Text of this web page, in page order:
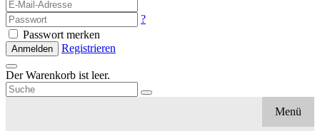
?
Passwort merken
Anmelden Registrieren
Der Warenkorb ist leer.
Menü